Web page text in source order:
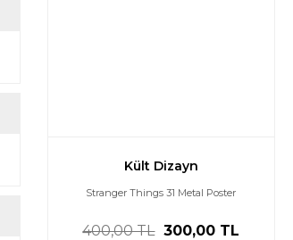
Kült Dizayn
Stranger Things 31 Metal Poster
400,00 TL 300,00 TL